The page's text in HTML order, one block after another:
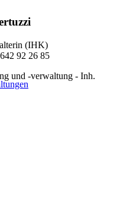
(IHK)
92 26 85
und -verwaltung - Inh.